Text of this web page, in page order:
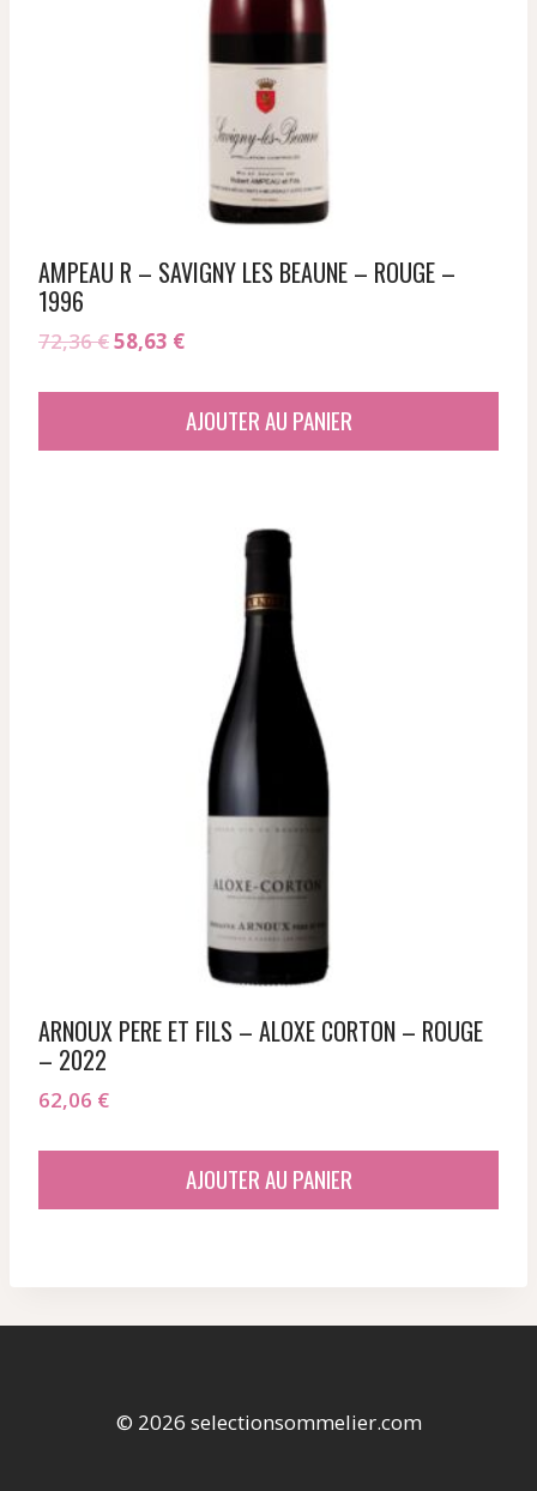
AMPEAU R – SAVIGNY LES BEAUNE – ROUGE –
1996
72,36€Le
58,63 €Le
est :
AJOUTER AU PANIER
ARNOUX PERE ET FILS – ALOXE CORTON – ROUGE
– 2022
62,06 €
AJOUTER AU PANIER
© 2026 selectionsommelier.com